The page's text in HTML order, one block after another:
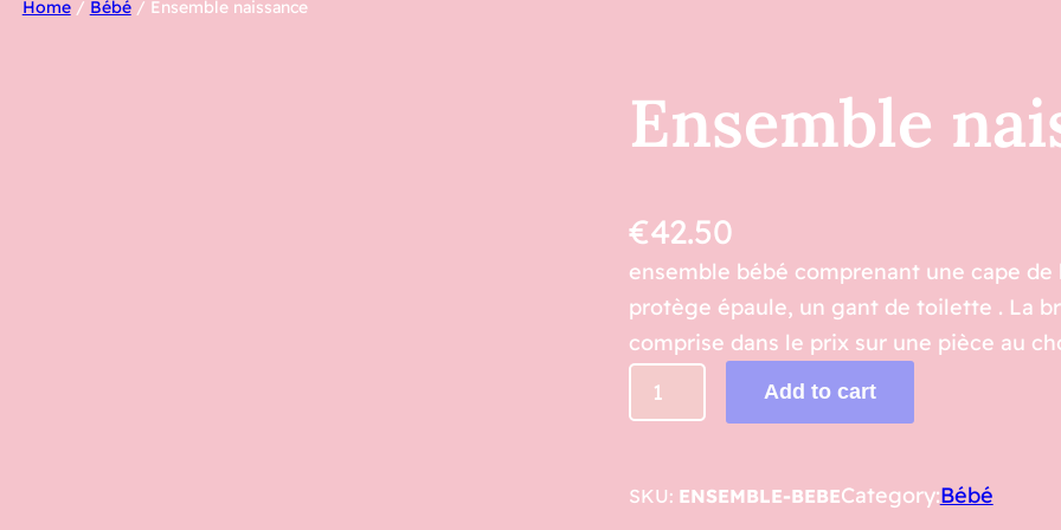
Home/ Bébé/ Ensemble naissance
Ensemble
€42.50
ensemble bébé comprenant une cape
protège épaule, un gant de toilette . La
comprise dans le prix sur une pièce au
n
e
Add to cart
SKU: ENSEMBLE-BEBECategory:Bébé